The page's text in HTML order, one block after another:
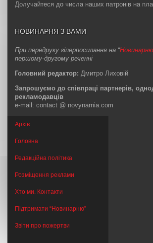
Долучайтеся до числа наших патронів на
НОВИНАРНЯ З ВАМИ
При передруку гіперпосилання на “Новинарню
першому-другому реченні
Головний редактор: Дмитро Лиховій
Запрошуємо до співпраці партнерів,
рекламодавців
e-mail: contact @ novynarnia.com
Архів
Головна
Редакційна політика
Розміщення реклами
Хто ми. Контакти
Підтримати “Новинарню”
Звіти про пожертви